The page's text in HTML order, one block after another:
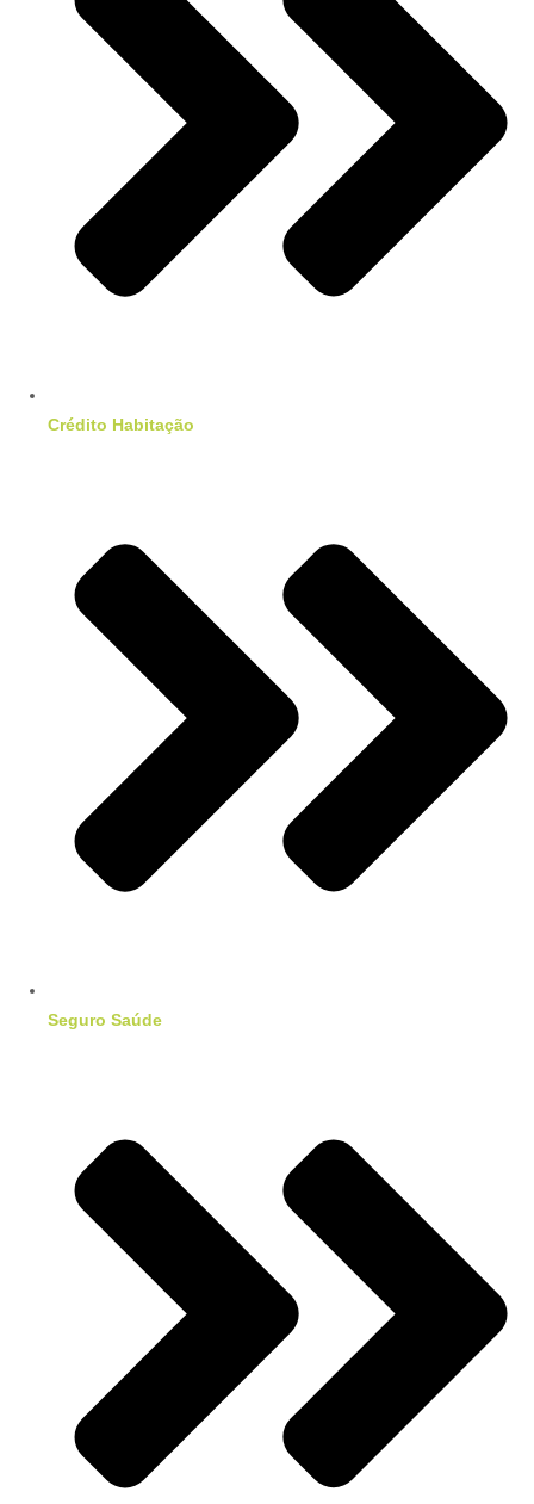
Crédito Habitação
Seguro Saúde